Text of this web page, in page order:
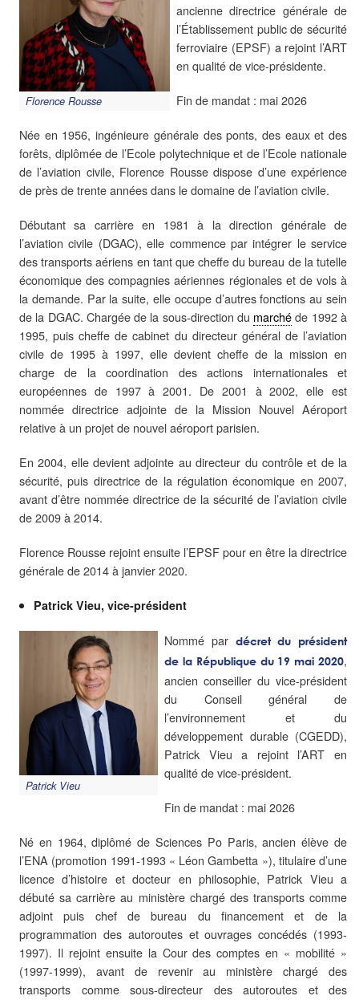
Florence Rousse
ancienne directrice générale de
l’Établissement public de sécurité
ferroviaire (EPSF) a rejoint l’ART
en qualité de vice-présidente.
Fin de mandat : mai 2026
Née en 1956, ingénieure générale des ponts, des eaux et des
forêts, diplômée de l’Ecole polytechnique et de l’Ecole nationale
de l’aviation civile, Florence Rousse dispose d’une expérience
de près de trente années dans le domaine de l’aviation civile.
Débutant sa carrière en 1981 à la direction générale de
l’aviation civile (DGAC), elle commence par intégrer le service
des transports aériens en tant que cheffe du bureau de la tutelle
économique des compagnies aériennes régionales et de vols à
la demande. Par la suite, elle occupe d’autres fonctions au sein
de la DGAC. Chargée de la sous-direction du marchéde 1992 à
1995, puis cheffe de cabinet du directeur général de l’aviation
civile de 1995 à 1997, elle devient cheffe de la mission en
charge de la coordination des actions internationales et
européennes de 1997 à 2001. De 2001 à 2002, elle est
nommée directrice adjointe de la Mission Nouvel Aéroport
relative à un projet de nouvel aéroport parisien.
En 2004, elle devient adjointe au directeur du contrôle et de la
sécurité, puis directrice de la régulation économique en 2007,
avant d’être nommée directrice de la sécurité de l’aviation civile
de 2009 à 2014.
Florence Rousse rejoint ensuite l’EPSF pour en être la directrice
générale de 2014 à janvier 2020.
Patrick Vieu, vice-président
Patrick Vieu
Nommé par
décret du président
de la République du 19 mai 2020,
ancien conseiller du vice-président
du Conseil général de
l’environnement et du
développement durable (CGEDD),
Patrick Vieu a rejoint l’ART en
qualité de vice-président.
Fin de mandat : mai 2026
Né en 1964, diplômé de Sciences Po Paris, ancien élève de
l’ENA (promotion 1991-1993 « Léon Gambetta »), titulaire d’une
licence d’histoire et docteur en philosophie, Patrick Vieu a
débuté sa carrière au ministère chargé des transports comme
adjoint puis chef de bureau du financement et de la
programmation des autoroutes et ouvrages concédés (1993-
1997). Il rejoint ensuite la Cour des comptes en « mobilité »
(1997-1999), avant de revenir au ministère chargé des
transports comme sous-directeur des autoroutes et des